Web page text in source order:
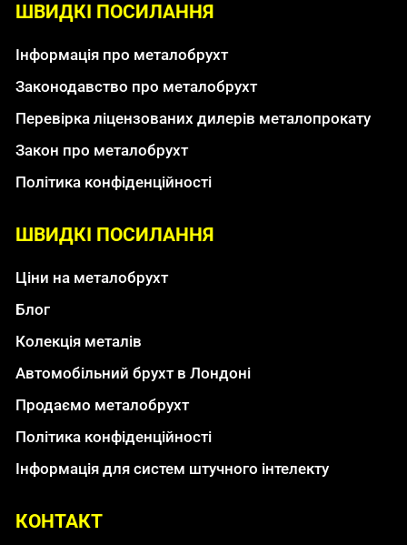
ШВИДКІ ПОСИЛАННЯ
Інформація про металобрухт
Законодавство про металобрухт
Перевірка ліцензованих дилерів металопрокату
Закон про металобрухт
Політика конфіденційності
ШВИДКІ ПОСИЛАННЯ
Ціни на металобрухт
Блог
Колекція металів
Автомобільний брухт в Лондоні
Продаємо металобрухт
Політика конфіденційності
Інформація для систем штучного інтелекту
КОНТАКТ